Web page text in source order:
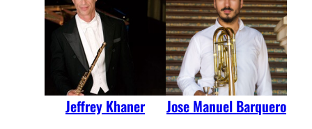
Jeffrey Khaner Jose Manuel Barquero